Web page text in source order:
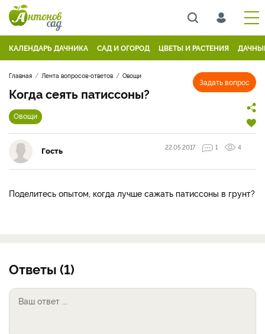
КАЛЕНДАРЬ ДАЧНИКА САД И ОГОРОД ЦВЕТЫ И РАСТЕНИЯ
Задать вопрос
Главная Лента вопросов-ответов Овощи
Когда сеять патиссоны?
Овощи
Гость 22.05.2017 1 4
Поделитесь опытом, когда лучше сажать патиссоны в грунт?
Ответы (1)